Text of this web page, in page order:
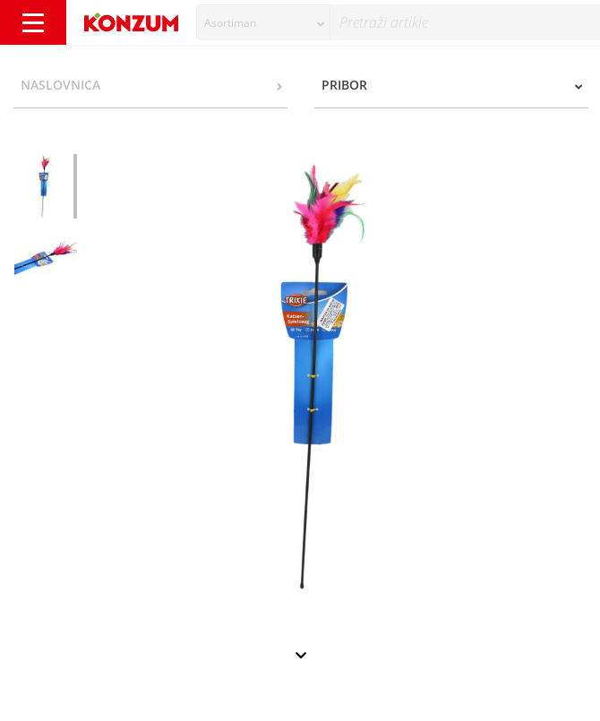
Asortiman
NASLOVNICA PRIBOR